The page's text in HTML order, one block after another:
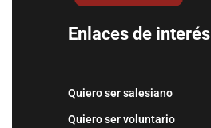
Enlaces de interés
Quiero ser salesiano
Quiero ser voluntario